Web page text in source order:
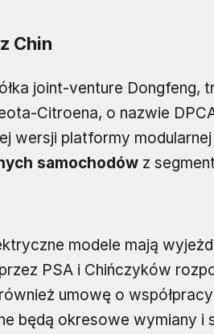
Chin
joint-venture
Citroena, o nazwie
wersji platformy
samochodów z
modele mają
PSA i Chińczyków
umowę o
będą okresowe wymiany i